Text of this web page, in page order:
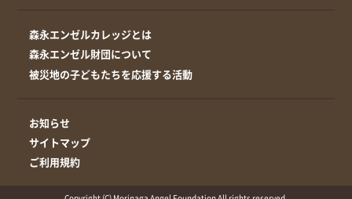
森永エンゼルカレッジとは
森永エンゼル財団について
被災地の子どもたちを応援する活動
お知らせ
サイトマップ
ご利用規約